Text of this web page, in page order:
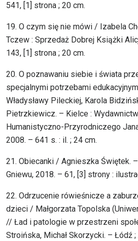
541, [1] strona ; 20 cm.
19. O czym się nie mówi / Izabela
Tczew : Sprzedaż Dobrej Książki
143, [1] strona ; 20 cm.
20. O poznawaniu siebie i świata
specjalnymi potrzebami
Władysławy Pileckiej, Karola
Pietrzkiewicz. – Kielce :
Humanistyczno-Przyrodniczego
2008. – 641 s. : il. ; 24 cm.
21. Obiecanki / Agnieszka Świętek.
Gniewu, 2018. – 61, [3] strony :
22. Odrzucenie rówieśnicze a
dzieci / Małgorzata Topolska
// Ład i patologie w przestrzeni
Stroińska, Michał Skorzycki. – Łódź